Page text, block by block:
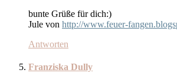
bunte Grüße für dich:)
Jule von http://www.feuer-
Antworten
Franziska Dully